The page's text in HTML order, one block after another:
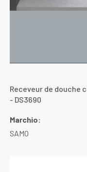
Receveur de douche
- DS3690
Marchio:
SAMO